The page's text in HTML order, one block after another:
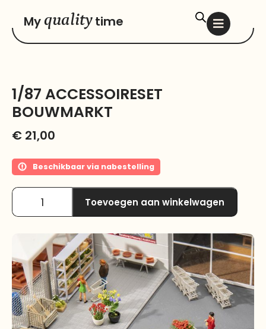
Myquality time
1/87 ACCESSOIRESET
BOUWMARKT
€ 21,00
Beschikbaar via nabestelling
Toevoegen aan winkelwagen